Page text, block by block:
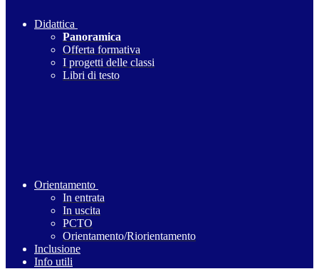
Didattica
Panoramica
Offerta formativa
I progetti delle classi
Libri di testo
Orientamento
In entrata
In uscita
PCTO
Orientamento/Riorientamento
Inclusione
Info utili